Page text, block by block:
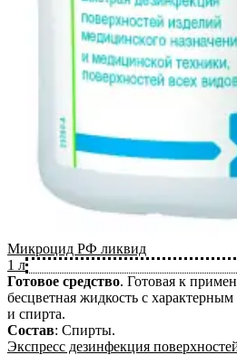
Микроцид РФ ликвид
1 л
Готовое средство. Готовая к
бесцветная жидкость с
и спирта.
Состав: Спирты.
Экспресс дезинфекция